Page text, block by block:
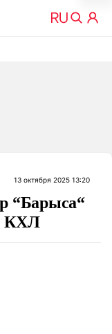
13 октября 2025 13:20
“Барыса“
КХЛ